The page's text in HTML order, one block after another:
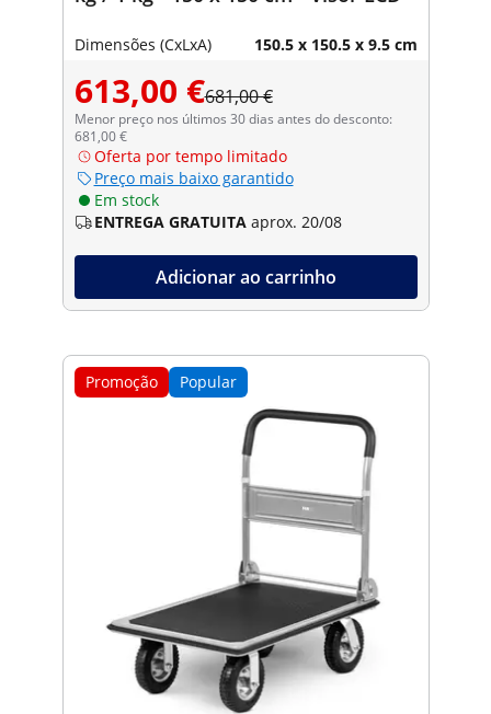
Dimensões (CxLxA) 150.5 x 150.5 x 9.5 cm
613,00 €681,00 €
Menor preço nos últimos 30 dias antes do desconto:
681,00 €
Oferta por tempo limitado
Preço mais baixo garantido
Em stock
ENTREGA GRATUITA aprox. 20/08
Adicionar ao carrinho
Promoção Popular